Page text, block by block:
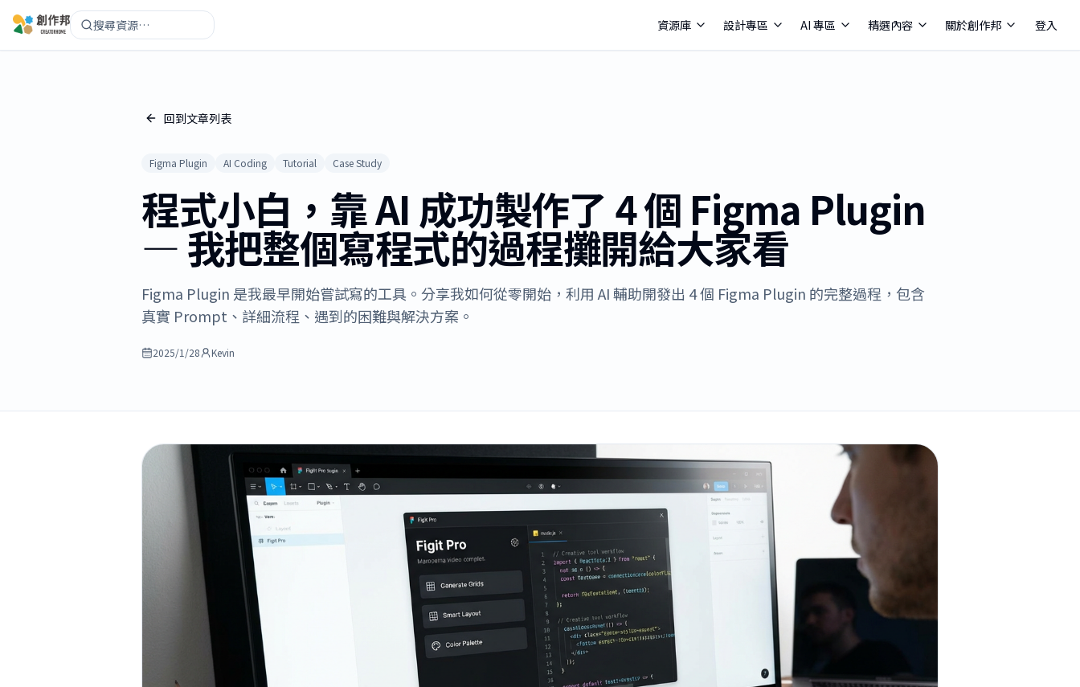
搜尋資源… 資源庫 設計專區 AI 專區 精選內容 關於創作邦 登入
回到文章列表
Figma Plugin AI Coding Tutorial Case Study
程式小白，靠 AI 成功製作了 4 個 Figma Plugin
— 我把整個寫程式的過程攤開給大家看
Figma Plugin 是我最早開始嘗試寫的工具。分享我如何從零開始，利用 AI 輔助開發出 4 個 Figma Plugin 的完整過程，包含
真實 Prompt、詳細流程、遇到的困難與解決方案。
2025/1/28 Kevin